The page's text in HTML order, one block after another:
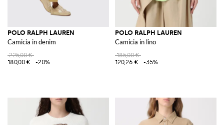
POLO RALPH LAUREN
Camicia in denim
225,00 €
180,00 €
-20%
POLO RALPH LAUREN
Camicia in lino
185,00 €
120,26 €
-35%